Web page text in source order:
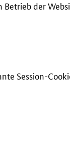
der
Session-